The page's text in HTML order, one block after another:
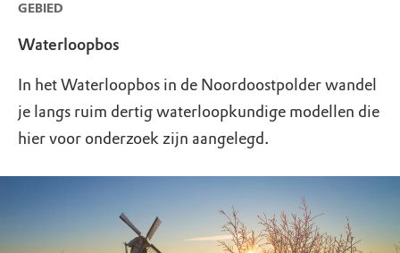
GEBIED
Waterloopbos
In het Waterloopbos in de Noordoostpolder wandel
je langs ruim dertig waterloopkundige modellen die
hier voor onderzoek zijn aangelegd.